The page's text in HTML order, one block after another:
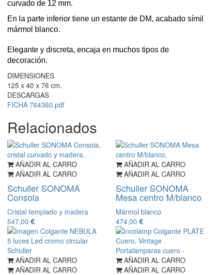
curvado de 12 mm.
En la parte inferior tiene un estante de DM, acabado símil
mármol blanco.
Elegante y discreta, encaja en muchos tipos de
decoración.
DIMENSIONES
125 x 40 x 76 cm.
DESCARGAS
FICHA 764360.pdf
Relacionados
AÑADIR AL CARRO
AÑADIR AL CARRO
Schuller SONOMA
Consola
Cristal templado y madera
547,00
AÑADIR AL CARRO
AÑADIR AL CARRO
Schuller SONOMA
Mesa centro M/blanco
Mármol blanco
474,00
AÑADIR AL CARRO
AÑADIR AL CARRO
AÑADIR AL CARRO
AÑADIR AL CARRO